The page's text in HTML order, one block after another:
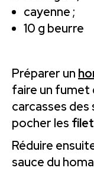
cayenne ;
10 g beurre
Préparer un
faire un fumet
carcasses des
pocher les
Réduire
sauce du